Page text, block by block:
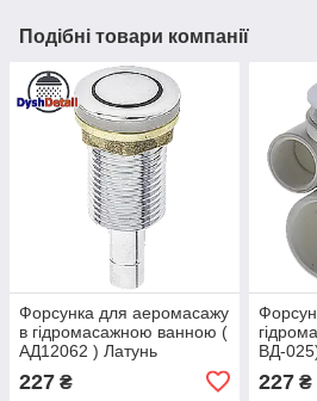
Подібні товари компанії
Форсунка для аеромасажу
в гідромасажною ванною (
АД12062 ) Латунь
227 ₴
ВД-
227₴